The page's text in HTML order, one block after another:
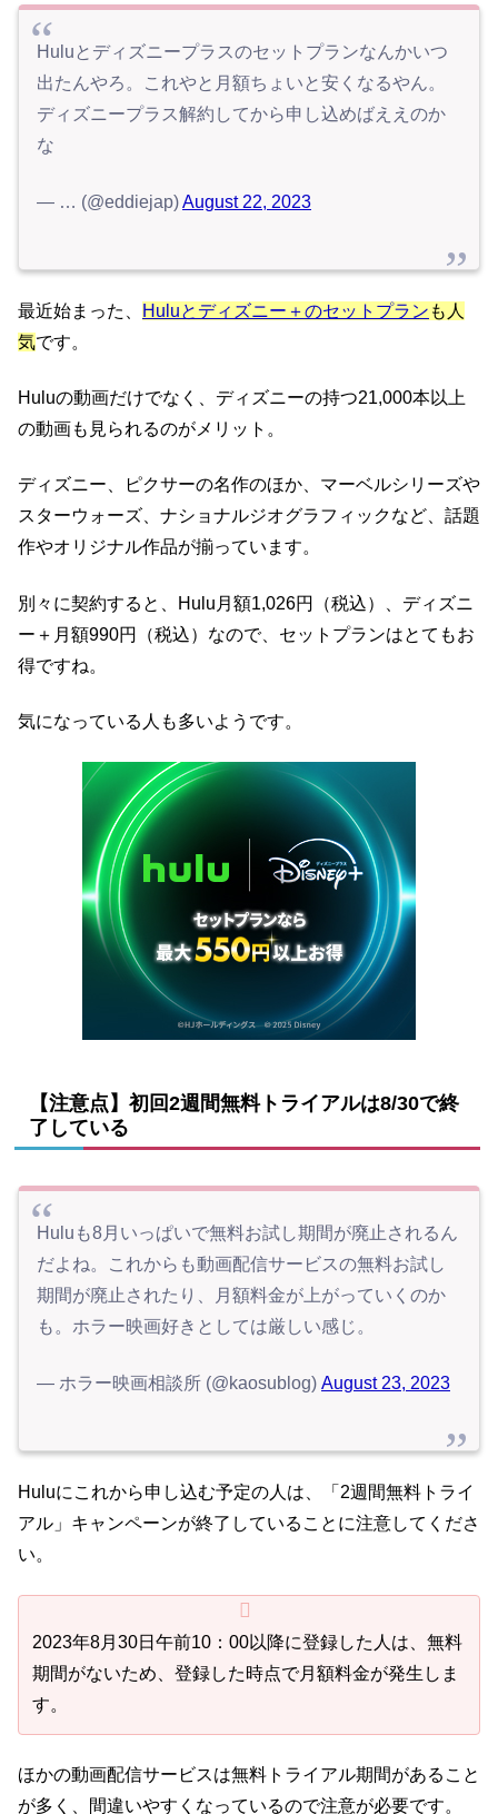
Huluとディズニープラスのセットプランなんかいつ
出たんやろ。これやと月額ちょいと安くなるやん。
ディズニープラス解約してから申し込めばええのか
な
— … (@eddiejap)August 22, 2023
最近始まった、 Huluとディズニー＋のセットプラン も人
気です。
Huluの動画だけでなく、ディズニーの持つ21,000本以上
の動画も見られるのがメリット。
ディズニー、ピクサーの名作のほか、マーベルシリーズや
スターウォーズ、ナショナルジオグラフィックなど、話題
作やオリジナル作品が揃っています。
別々に契約すると、Hulu月額1,026円（税込）、ディズニ
ー＋月額990円（税込）なので、セットプランはとてもお
得ですね。
気になっている人も多いようです。
【注意点】初回2週間無料トライアルは8/30で終
了している
Huluも8月いっぱいで無料お試し期間が廃止されるん
だよね。これからも動画配信サービスの無料お試し
期間が廃止されたり、月額料金が上がっていくのか
も。ホラー映画好きとしては厳しい感じ。
— ホラー映画相談所 (@kaosublog) August 23, 2023
Huluにこれから申し込む予定の人は、「2週間無料トライ
アル」キャンペーンが終了していることに注意してくださ
い。
2023年8月30日午前10：00以降に登録した人は、無料
期間がないため、登録した時点で月額料金が発生しま
す。
ほかの動画配信サービスは無料トライアル期間があること
が多く、間違いやすくなっているので注意が必要です。